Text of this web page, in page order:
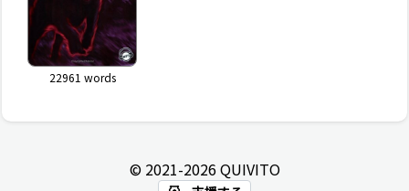
22961 words
© 2021-2026QUIVITO